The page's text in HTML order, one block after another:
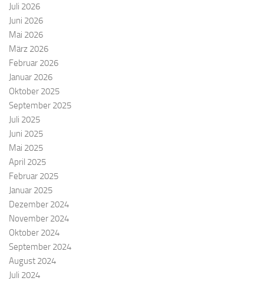
Juli 2026
Juni 2026
Mai 2026
März 2026
Februar 2026
Januar 2026
Oktober 2025
September 2025
Juli 2025
Juni 2025
Mai 2025
April 2025
Februar 2025
Januar 2025
Dezember 2024
November 2024
Oktober 2024
September 2024
August 2024
Juli 2024